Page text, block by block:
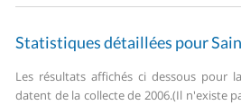
Statistiques détaillées pour
Les résultats affichés ci dessous pour
datent de la collecte de 2006.(Il n'existe